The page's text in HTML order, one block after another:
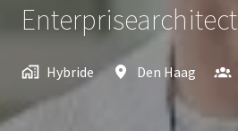
Enterprisearchitect
Hybride Den Haag